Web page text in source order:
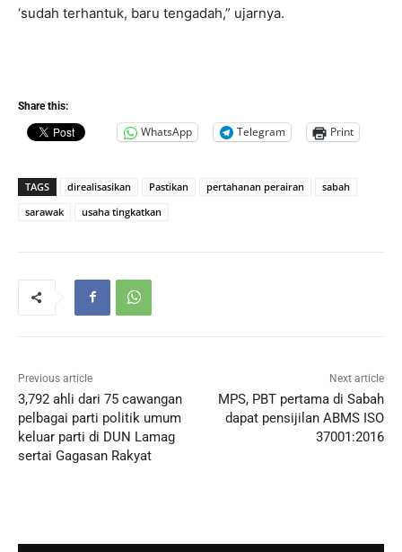
‘sudah terhantuk, baru tengadah,” ujarnya.
Share this:
WhatsApp Telegram Print
TAGS direalisasikan Pastikan pertahanan perairan
sabah
sarawak
usaha tingkatkan
Previous article
3,792 ahli dari 75 cawangan
pelbagai parti politik umum
keluar parti di DUN Lamag
sertai Gagasan Rakyat
Next article
MPS, PBT pertama di Sabah
dapat pensijilan ABMS ISO
37001:2016